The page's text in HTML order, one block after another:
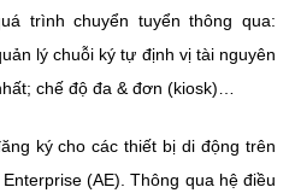
trình chuyển tuyển thông qua:
lý chuỗi ký tự định vị tài nguyên
chế độ đa & đơn (kiosk)…
ký cho các thiết bị di động trên
(AE). Thông qua hệ điều